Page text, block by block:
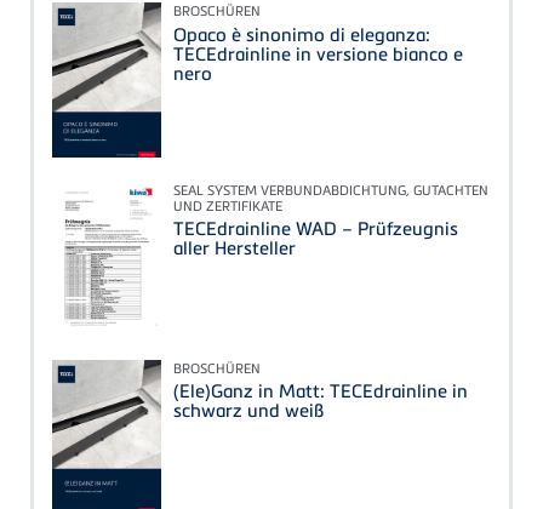
BROSCHÜREN
Opaco è sinonimo di eleganza:
TECEdrainline in versione bianco e
nero
SEAL SYSTEM VERBUNDABDICHTUNG, GUTACHTEN
UND ZERTIFIKATE
TECEdrainline WAD – Prüfzeugnis
aller Hersteller
BROSCHÜREN
(Ele)Ganz in Matt: TECEdrainline in
schwarz und weiß